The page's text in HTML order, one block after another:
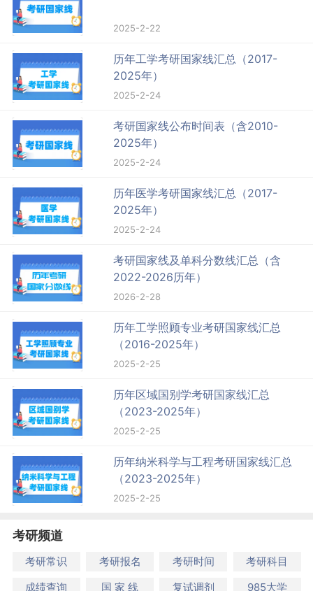
2025-2-22
历年工学考研国家线汇总（2017-
2025年）
2025-2-24
考研国家线公布时间表（含2010-
2025年）
2025-2-24
历年医学考研国家线汇总（2017-
2025年）
2025-2-24
考研国家线及单科分数线汇总（含
2022-2026历年）
2026-2-28
历年工学照顾专业考研国家线汇总
（2016-2025年）
2025-2-25
历年区域国别学考研国家线汇总
（2023-2025年）
2025-2-25
历年纳米科学与工程考研国家线汇总
（2023-2025年）
2025-2-25
考研频道
考研常识 考研报名 考研时间
考研科目
成绩查询
国 家 线 复试调剂 985大学